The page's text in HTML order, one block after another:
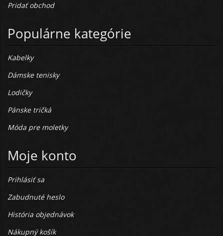
Pridať obchod
Populárne kategórie
Kabelky
Dámske tenisky
Lodičky
Pánske tričká
Móda pre moletky
Moje konto
Prihlásiť sa
Zabudnuté heslo
História objednávok
Nákupný košík